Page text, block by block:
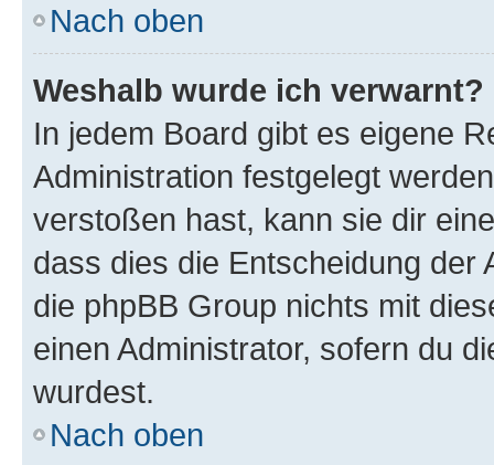
Nach oben
Weshalb wurde ich verwarnt?
In jedem Board gibt es eigene
Administration festgelegt
verstoßen hast, kann sie dir
dass dies die Entscheidung der
die phpBB Group nichts mit
einen Administrator, sofern du
wurdest.
Nach oben